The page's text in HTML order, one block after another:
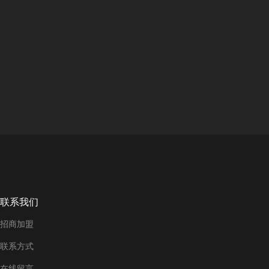
联系我们
招商加盟
联系方式